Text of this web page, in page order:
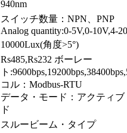
940nm
スイッチ数量：NPN、PNP
Analog quantity:0-5V,0-10V,4-
10000Lux(角度>5°)
Rs485,Rs232 ボーレー
ト
コル：Modbus-RTU
データ・モード：アクティ
ド
スルービーム・タイプ